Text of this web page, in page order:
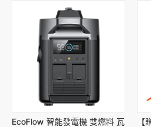
EcoFlow 智能發電機 雙燃料 瓦